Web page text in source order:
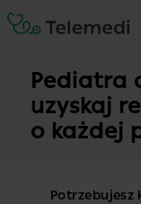
Pediatra
uzyskaj
o każdej
Potrzebujesz